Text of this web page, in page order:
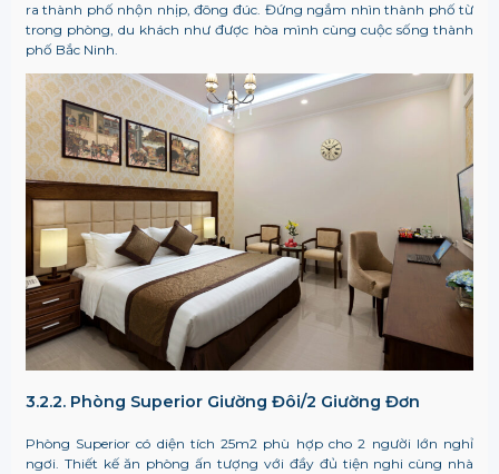
ra thành phố nhộn nhịp, đông đúc. Đứng ngắm nhìn thành phố từ
trong phòng, du khách như được hòa mình cùng cuộc sống thành
phố Bắc Ninh.
3.2.2. Phòng Superior Giường Đôi/2 Giường Đơn
Phòng Superior có diện tích 25m2 phù hợp cho 2 người lớn nghỉ
ngơi. Thiết kế ăn phòng ấn tượng với đầy đủ tiện nghi cùng nhà